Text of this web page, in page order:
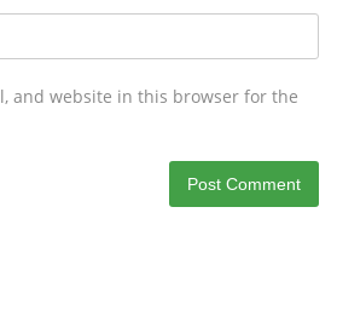
and website in this browser for the